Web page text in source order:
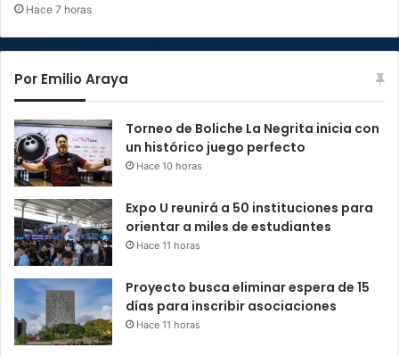
Hace 7 horas
Por Emilio Araya
Torneo de Boliche La Negrita inicia con
un histórico juego perfecto
Hace 10 horas
Expo U reunirá a 50 instituciones para
orientar a miles de estudiantes
Hace 11 horas
Proyecto busca eliminar espera de 15
días para inscribir asociaciones
Hace 11 horas